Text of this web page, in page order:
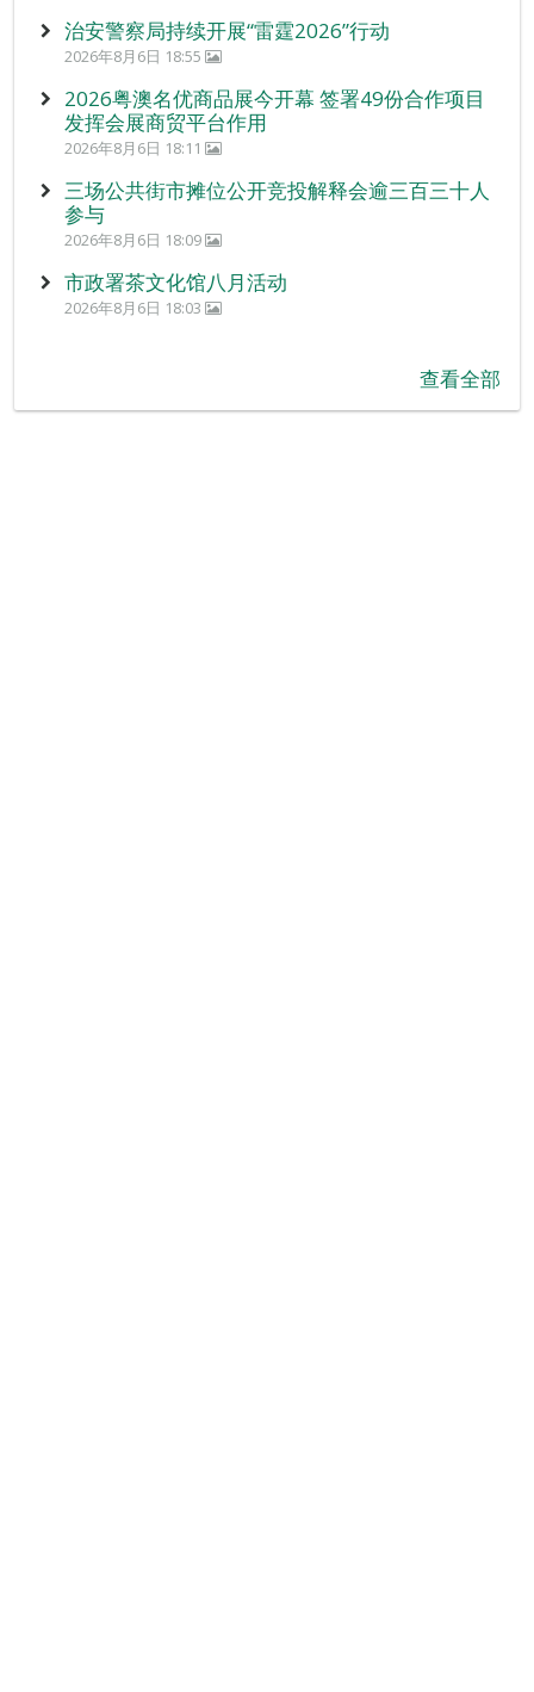
治安警察局持续开展“雷霆2026”行动
2026年8月6日 18:55
2026粤澳名优商品展今开幕 签署49份合作项目
发挥会展商贸平台作用
2026年8月6日 18:11
三场公共街市摊位公开竞投解释会逾三百三十人
参与
2026年8月6日 18:09
市政署茶文化馆八月活动
2026年8月6日 18:03
查看全部